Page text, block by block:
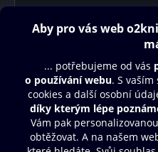
Obsah ke stažení
Moje O2 Knihovna
Další zábava